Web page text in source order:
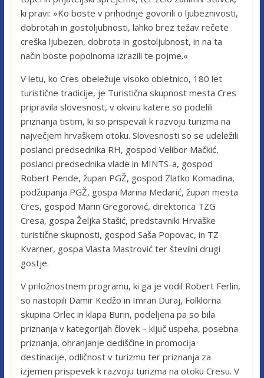
ki pravi: »Ko boste v prihodnje govorili o ljubeznivosti,
dobrotah in gostoljubnosti, lahko brez težav rečete
creška ljubezen, dobrota in gostoljubnost, in na ta
način boste popolnoma izrazili te pojme.«
V letu, ko Cres obeležuje visoko obletnico, 180 let
turistične tradicije, je Turistična skupnost mesta Cres
pripravila slovesnost, v okviru katere so podelili
priznanja tistim, ki so prispevali k razvoju turizma na
največjem hrvaškem otoku. Slovesnosti so se udeležili
poslanci predsednika RH, gospod Velibor Mačkić,
poslanci predsednika vlade in MINTS-a, gospod
Robert Pende, župan PGŽ, gospod Zlatko Komadina,
podžupanja PGŽ, gospa Marina Medarić, župan mesta
Cres, gospod Marin Gregorović, direktorica TZG
Cresa, gospa Željka Stašić, predstavniki Hrvaške
turistične skupnosti, gospod Saša Popovac, in TZ
Kvarner, gospa Vlasta Mastrović ter številni drugi
gostje.
V priložnostnem programu, ki ga je vodil Robert Ferlin,
so nastopili Damir Kedžo in Imran Duraj, Folklorna
skupina Orlec in klapa Burin, podeljena pa so bila
priznanja v kategorijah človek – ključ uspeha, posebna
priznanja, ohranjanje dediščine in promocija
destinacije, odličnost v turizmu ter priznanja za
izjemen prispevek k razvoju turizma na otoku Cresu. V